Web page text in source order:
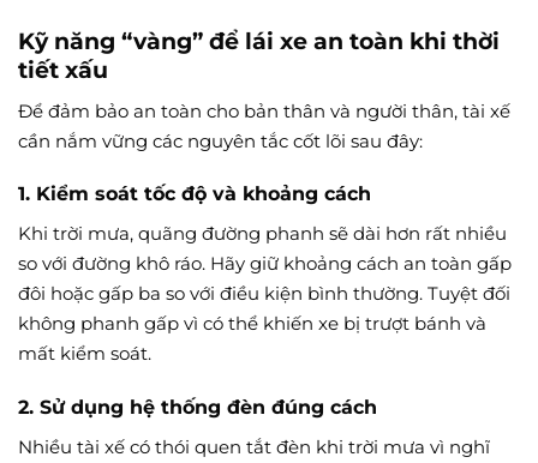
Kỹ năng “vàng” để lái xe an toàn khi thời
tiết xấu
Để đảm bảo an toàn cho bản thân và người thân, tài xế
cần nắm vững các nguyên tắc cốt lõi sau đây:
1. Kiểm soát tốc độ và khoảng cách
Khi trời mưa, quãng đường phanh sẽ dài hơn rất nhiều
so với đường khô ráo. Hãy giữ khoảng cách an toàn gấp
đôi hoặc gấp ba so với điều kiện bình thường. Tuyệt đối
không phanh gấp vì có thể khiến xe bị trượt bánh và
mất kiểm soát.
2. Sử dụng hệ thống đèn đúng cách
Nhiều tài xế có thói quen tắt đèn khi trời mưa vì nghĩ